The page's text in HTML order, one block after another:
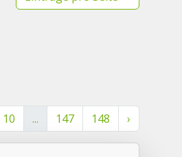
10 ... 147 148 ›